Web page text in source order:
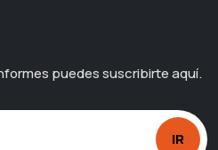
puedes suscribirte aquí.
IR